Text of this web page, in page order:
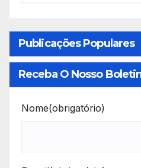
Publicações Populares
Receba O Nosso
Nome(obrigatório)